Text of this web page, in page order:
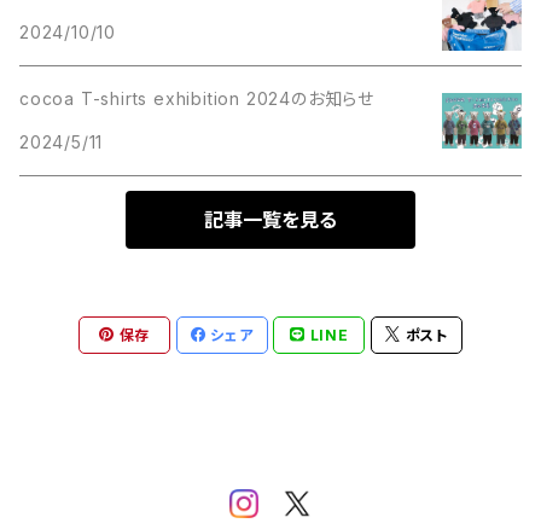
2024/10/10
cocoa T-shirts exhibition 2024のお知らせ
2024/5/11
記事一覧を見る
保存 シェア LINE ポスト